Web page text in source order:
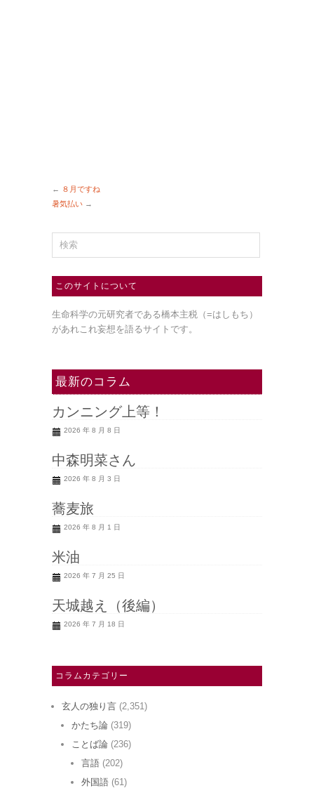
← ８月ですね
暑気払い →
このサイトについて
生命科学の元研究者である橋本主税（=はしもち）
があれこれ妄想を語るサイトです。
最新のコラム
カンニング上等！
2026 年 8 月 8 日
中森明菜さん
2026 年 8 月 3 日
蕎麦旅
2026 年 8 月 1 日
米油
2026 年 7 月 25 日
天城越え（後編）
2026 年 7 月 18 日
コラムカテゴリー
玄人の独り言 (2,351)
かたち論 (319)
ことば論 (236)
言語 (202)
外国語 (61)